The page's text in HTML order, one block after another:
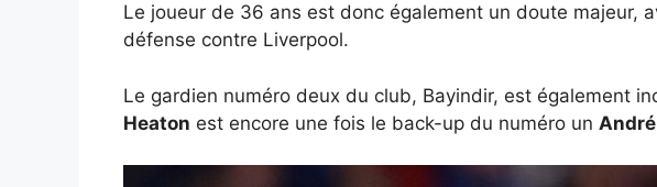
Le joueur de 36 ans est donc également un doute majeur,
défense contre Liverpool.
Le gardien numéro deux du club, Bayindir, est également
Heaton est encore une fois le back-up du numéro un